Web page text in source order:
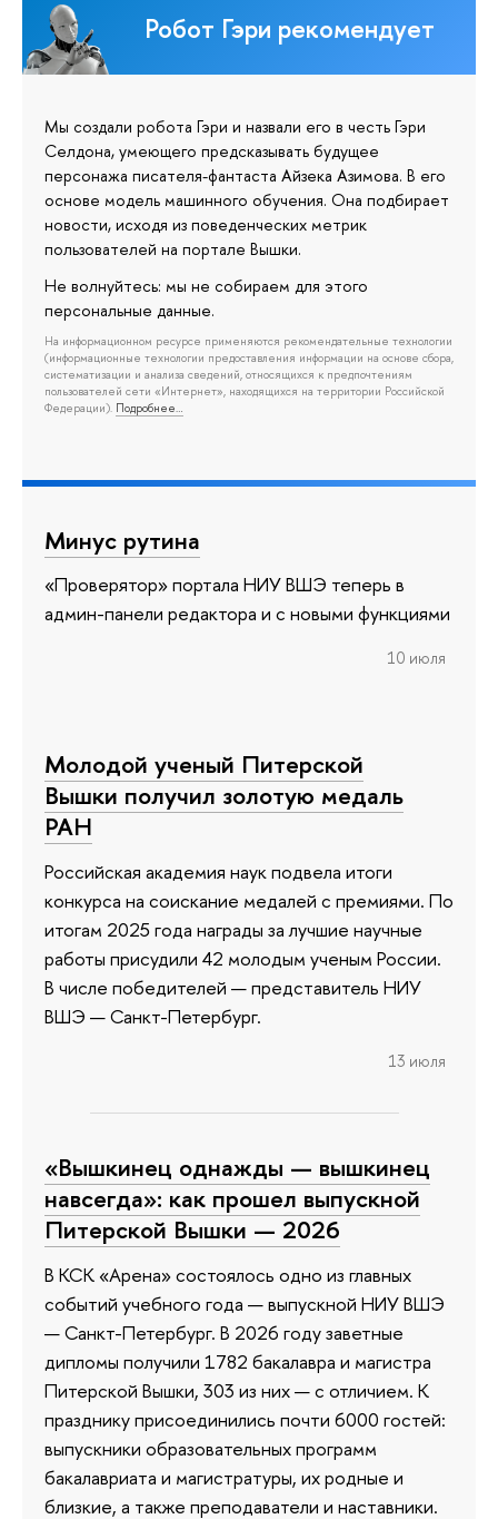
Робот Гэри рекомендует
Мы создали робота Гэри и назвали его в честь Гэри
Селдона, умеющего предсказывать будущее
персонажа писателя-фантаста Айзека Азимова. В его
основе модель машинного обучения. Она подбирает
новости, исходя из поведенческих метрик
пользователей на портале Вышки.
Не волнуйтесь: мы не собираем для этого
персональные данные.
На информационном ресурсе применяются рекомендательные технологии
(информационные технологии предоставления информации на основе сбора,
систематизации и анализа сведений, относящихся к предпочтениям
пользователей сети «Интернет», находящихся на территории Российской
Федерации). Подробнее…
Минус рутина
«Проверятор» портала НИУ ВШЭ теперь в
админ-панели редактора и с новыми функциями
10 июля
Молодой ученый Питерской
Вышки получил золотую медаль
РАН
Российская академия наук подвела итоги
конкурса на соискание медалей с премиями. По
итогам 2025 года награды за лучшие научные
работы присудили 42 молодым ученым России.
В числе победителей — представитель НИУ
ВШЭ — Санкт-Петербург.
13 июля
«Вышкинец однажды — вышкинец
навсегда»: как прошел выпускной
Питерской Вышки — 2026
В КСК «Арена» состоялось одно из главных
событий учебного года — выпускной НИУ ВШЭ
— Санкт-Петербург. В 2026 году заветные
дипломы получили 1782 бакалавра и магистра
Питерской Вышки, 303 из них — с отличием. К
празднику присоединились почти 6000 гостей:
выпускники образовательных программ
бакалавриата и магистратуры, их родные и
близкие, а также преподаватели и наставники.